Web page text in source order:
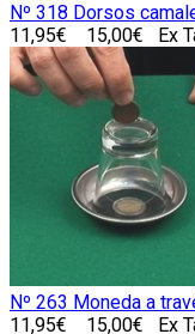
Nº 318 Dorsos
11,95€
15,00€ Ex
Nº 263 Moneda a
11,95€
15,00€ Ex